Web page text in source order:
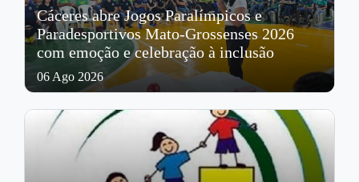
Cáceres abre Jogos Paralímpicos e
Paradesportivos Mato-Grossenses 2026
com emoção e celebração à inclusão
06 Ago 2026